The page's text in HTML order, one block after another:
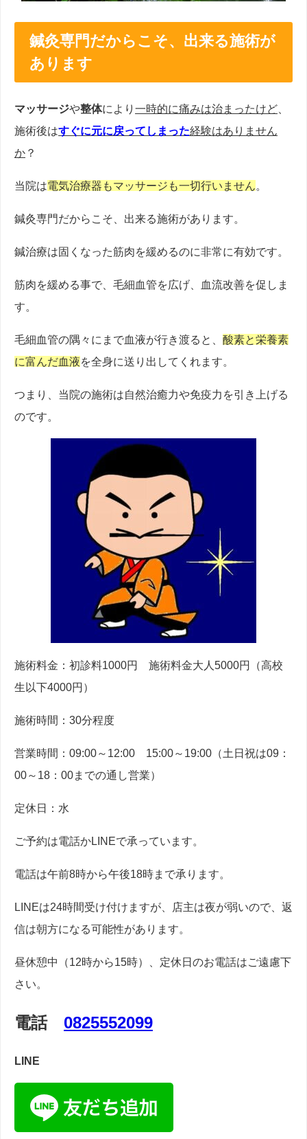
鍼灸専門だからこそ、出来る施術が
あります
マッサージや整体により 一時的に痛みは治まったけど
施術後はすぐに元に戻ってしまった経験はありません
か ？
当院は電気治療器もマッサージも一切行いません。
鍼灸専門だからこそ、出来る施術があります。
鍼治療は固くなった筋肉を緩めるのに非常に有効です。
筋肉を緩める事で、毛細血管を広げ、血流改善を促しま
す。
毛細血管の隅々にまで血液が行き渡ると、 酸素と栄養素
に富んだ血液を全身に送り出してくれます。
つまり、当院の施術は自然治癒力や免疫力を引き上げる
のです。
施術料金：初診料1000円 施術料金大人5000円（高校
生以下4000円）
施術時間：30分程度
営業時間：09:00～12:00 15:00～19:00（土日祝は09：
00～18：00までの通し営業）
定休日：水
ご予約は電話かLINEで承っています。
電話は午前8時から午後18時まで承ります。
LINEは24時間受け付けますが、店主は夜が弱いので、返
信は朝方になる可能性があります。
昼休憩中（12時から15時）、定休日のお電話はご遠慮下
さい。
電話 0825552099
LINE